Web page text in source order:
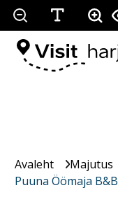
Avaleht Majutus
Puuna Öömaja B&B